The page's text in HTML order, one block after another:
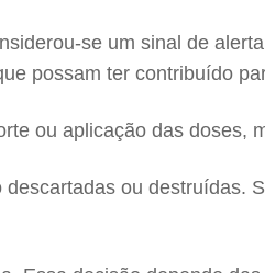
se um sinal de
possam ter contribuído
ou aplicação das doses,
ou destruídas.